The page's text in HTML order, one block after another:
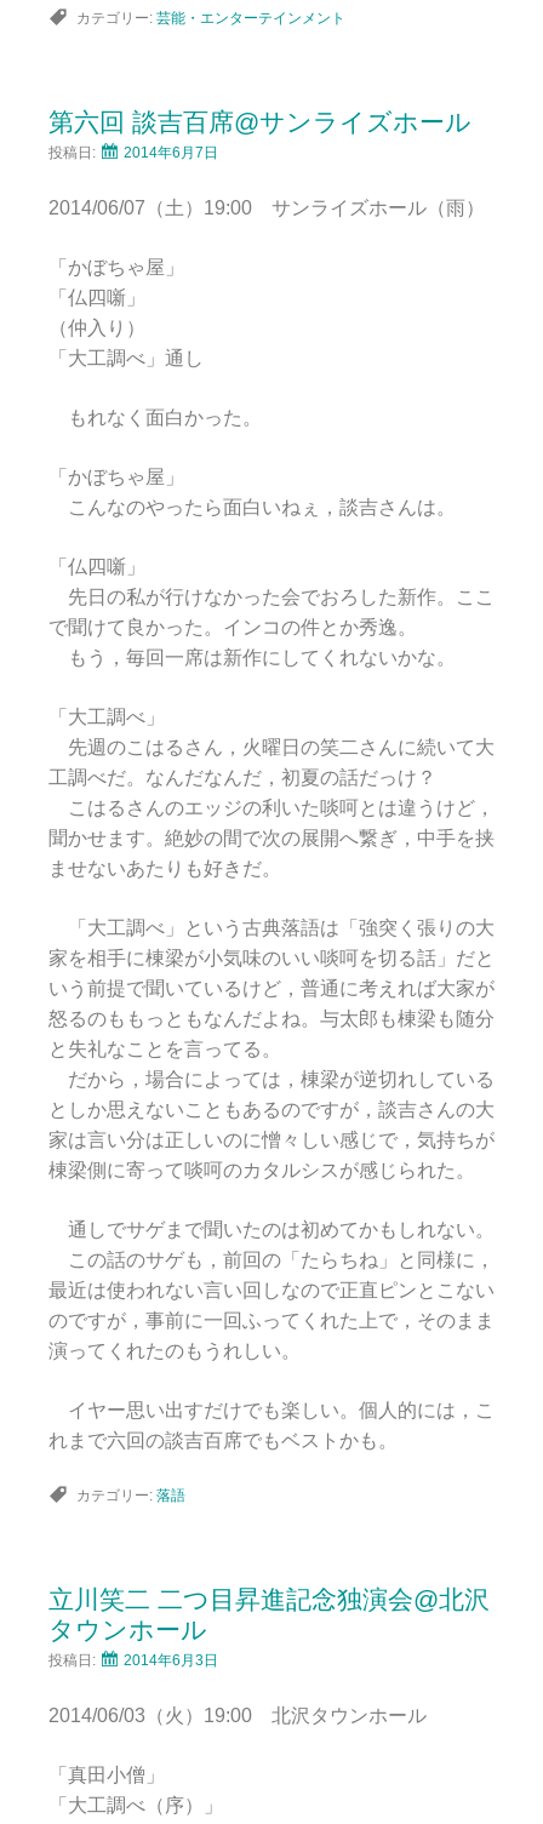
カテゴリー: 芸能・エンターテインメント
第六回 談吉百席@サンライズホール
投稿日: 2014年6月7日
2014/06/07（土）19:00 サンライズホール（雨）
「かぼちゃ屋」
「仏四噺」
（仲入り）
「大工調べ」通し
もれなく面白かった。
「かぼちゃ屋」
こんなのやったら面白いねぇ，談吉さんは。
「仏四噺」
先日の私が行けなかった会でおろした新作。ここ
で聞けて良かった。インコの件とか秀逸。
もう，毎回一席は新作にしてくれないかな。
「大工調べ」
先週のこはるさん，火曜日の笑二さんに続いて大
工調べだ。なんだなんだ，初夏の話だっけ？
こはるさんのエッジの利いた啖呵とは違うけど，
聞かせます。絶妙の間で次の展開へ繋ぎ，中手を挟
ませないあたりも好きだ。
「大工調べ」という古典落語は「強突く張りの大
家を相手に棟梁が小気味のいい啖呵を切る話」だと
いう前提で聞いているけど，普通に考えれば大家が
怒るのももっともなんだよね。与太郎も棟梁も随分
と失礼なことを言ってる。
だから，場合によっては，棟梁が逆切れしている
としか思えないこともあるのですが，談吉さんの大
家は言い分は正しいのに憎々しい感じで，気持ちが
棟梁側に寄って啖呵のカタルシスが感じられた。
通しでサゲまで聞いたのは初めてかもしれない。
この話のサゲも，前回の「たらちね」と同様に，
最近は使われない言い回しなので正直ピンとこない
のですが，事前に一回ふってくれた上で，そのまま
演ってくれたのもうれしい。
イヤー思い出すだけでも楽しい。個人的には，こ
れまで六回の談吉百席でもベストかも。
カテゴリー: 落語
立川笑二 二つ目昇進記念独演会@北沢
タウンホール
投稿日: 2014年6月3日
2014/06/03（火）19:00 北沢タウンホール
「真田小僧」
「大工調べ（序）」